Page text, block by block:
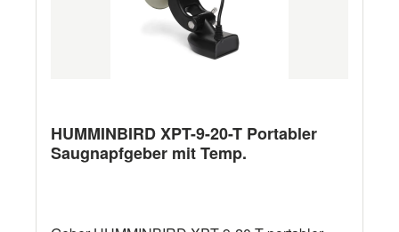
HUMMINBIRD XPT-9-20-T Portabler
Saugnapfgeber mit Temp.